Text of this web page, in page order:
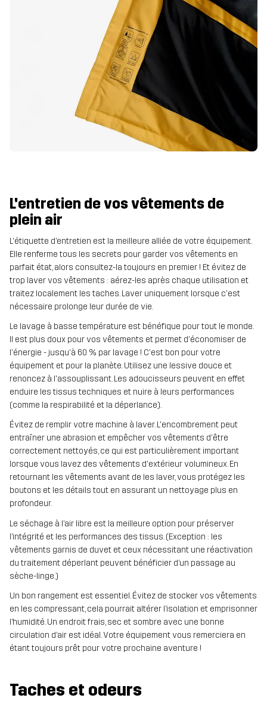
L'entretien de vos vêtements de
plein air
L'étiquette d’entretien est la meilleure alliée de votre équipement.
Elle renferme tous les secrets pour garder vos vêtements en
parfait état, alors consultez-la toujours en premier ! Et évitez de
trop laver vos vêtements : aérez-les après chaque utilisation et
traitez localement les taches. Laver uniquement lorsque c'est
nécessaire prolonge leur durée de vie.
Le lavage à basse température est bénéfique pour tout le monde.
Il est plus doux pour vos vêtements et permet d'économiser de
l'énergie - jusqu'à 60 % par lavage ! C'est bon pour votre
équipement et pour la planète. Utilisez une lessive douce et
renoncez à l'assouplissant. Les adoucisseurs peuvent en effet
enduire les tissus techniques et nuire à leurs performances
(comme la respirabilité et la déperlance).
Évitez de remplir votre machine à laver. L'encombrement peut
entraîner une abrasion et empêcher vos vêtements d'être
correctement nettoyés, ce qui est particulièrement important
lorsque vous lavez des vêtements d'extérieur volumineux. En
retournant les vêtements avant de les laver, vous protégez les
boutons et les détails tout en assurant un nettoyage plus en
profondeur.
Le séchage à l’air libre est la meilleure option pour préserver
l’intégrité et les performances des tissus. (Exception : les
vêtements garnis de duvet et ceux nécessitant une réactivation
du traitement déperlant peuvent bénéficier d’un passage au
sèche-linge.)
Un bon rangement est essentiel. Évitez de stocker vos vêtements
en les compressant, cela pourrait altérer l’isolation et emprisonner
l’humidité. Un endroit frais, sec et sombre avec une bonne
circulation d’air est idéal. Votre équipement vous remerciera en
étant toujours prêt pour votre prochaine aventure !
Taches et odeurs